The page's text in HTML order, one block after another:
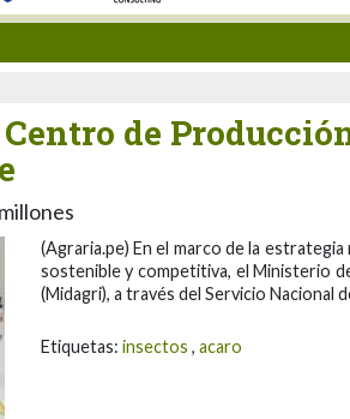
de
(Agraria.pe) En el marco de la
sostenible y competitiva, el Ministerio
(Midagri), a través del Servicio Nacional
Etiquetas: insectos , acaro